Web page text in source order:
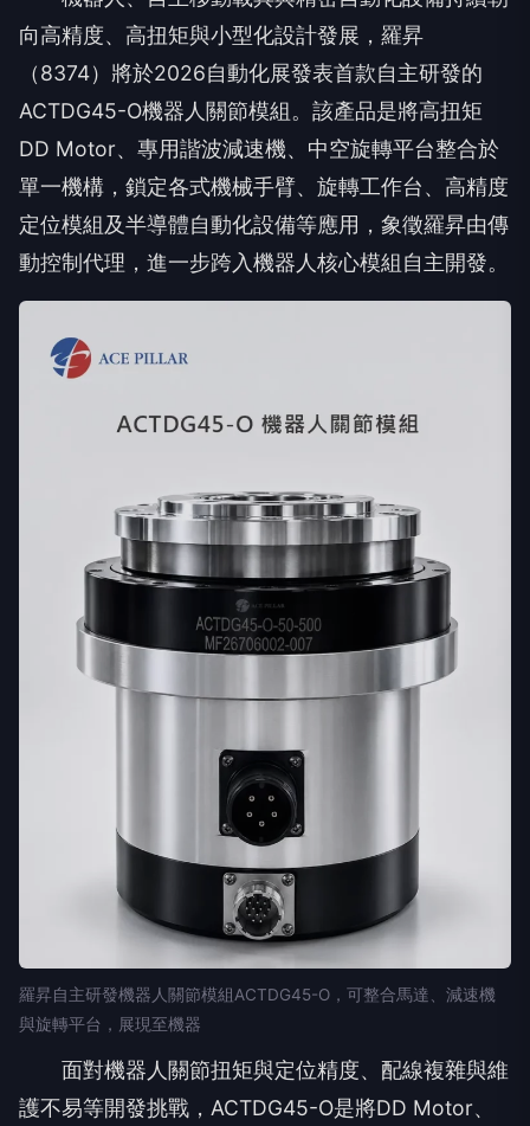
向高精度、高扭矩與小型化設計發展，羅昇
（8374）將於2026自動化展發表首款自主研發的
ACTDG45-O機器人關節模組。該產品是將高扭矩
DD Motor、專用諧波減速機、中空旋轉平台整合於
單一機構，鎖定各式機械手臂、旋轉工作台、高精度
定位模組及半導體自動化設備等應用，象徵羅昇由傳
動控制代理，進一步跨入機器人核心模組自主開發。
羅昇自主研發機器人關節模組ACTDG45-O，可整合馬達、減速機
與旋轉平台，展現至機器
面對機器人關節扭矩與定位精度、配線複雜與維
護不易等開發挑戰，ACTDG45-O是將DD Motor、